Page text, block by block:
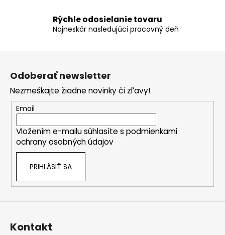
ý
p
s
Rýchle odosielanie tovaru
Najneskôr nasledujúci pracovný deň
Z
Odoberať newsletter
Nezmeškajte žiadne novinky či zľavy!
Email
Vložením e-mailu súhlasíte s podmienkami
ochrany osobných údajov
PRIHLÁSIŤ SA
Kontakt